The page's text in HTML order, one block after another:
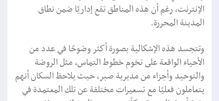
الإنترنت، رغم أن هذه المناطق تقع إداريًا ضمن نطاق
المدينة المحررة.
وتتجسد هذه الإشكالية بصورة أكثر وضوحًا في عدد من
الأحياء الواقعة على تخوم خطوط التماس، مثل الروضة
والتوحيد وأجزاء من مديرية صبر، حيث يلاحظ السكان أنهم
يتعاملون فعليًا مع تسعيرات مختلفة عن تلك المعتمدة في